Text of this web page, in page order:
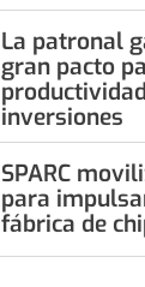
La patronal
gran pacto
inversiones
SPARC
para
fábrica de